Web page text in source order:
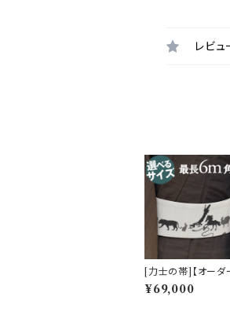
レビュ
[力士の帯]【オーダ
品】【刺繍の名入れ
ション有】西陣織 老
¥69,000